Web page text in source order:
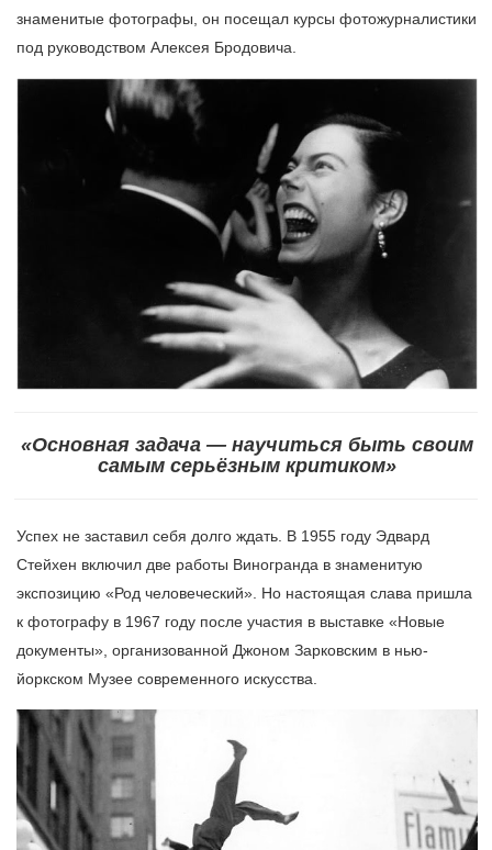
знаменитые фотографы, он посещал курсы фотожурналистики
под руководством Алексея Бродовича.
«Основная задача — научиться быть своим
самым серьёзным критиком»
Успех не заставил себя долго ждать. В 1955 году Эдвард
Стейхен включил две работы Виногранда в знаменитую
экспозицию «Род человеческий». Но настоящая слава пришла
к фотографу в 1967 году после участия в выставке «Новые
документы», организованной Джоном Зарковским в нью-
йоркском Музее современного искусства.